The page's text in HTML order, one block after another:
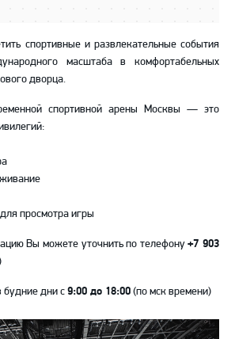
спортивные и развлекательные события
масштаба в комфортабельных
дворца.
спортивной арены Москвы — это
просмотра игры
Вы можете уточнить по телефону+7 903
будние дни с9:00 до 18:00(по мск времени)